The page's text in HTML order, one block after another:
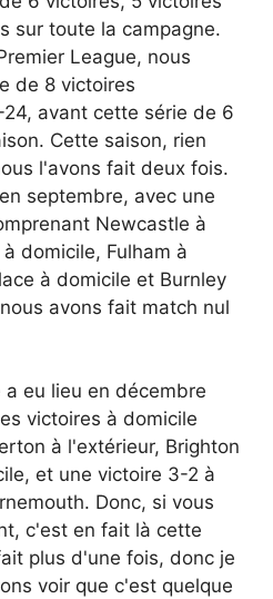
sur toute la campagne.
League, nous
de 8 victoires
avant cette série de 6
Cette saison, rien
l'avons fait deux fois.
septembre, avec une
Newcastle à
domicile, Fulham à
à domicile et Burnley
avons fait match nul
eu lieu en décembre
victoires à domicile
à l'extérieur, Brighton
et une victoire 3-2 à
Donc, si vous
c'est en fait là cette
plus d'une fois, donc je
voir que c'est quelque